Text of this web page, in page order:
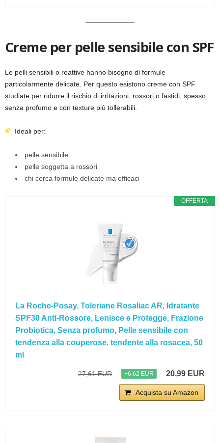
Creme per pelle sensibile con SPF
Le pelli sensibili o reattive hanno bisogno di formule
particolarmente delicate. Per questo esistono creme con SPF
studiate per ridurre il rischio di irritazioni, rossori o fastidi, spesso
senza profumo e con texture più tollerabili.
Ideali per:
pelle sensibile
pelle soggetta a rossori
chi cerca formule delicate ma efficaci
OFFERTA
La Roche-Posay, Toleriane Rosaliac AR, Idratante
SPF30 Anti-Rossore, Lenisce e Protegge, Frazione
Probiotica, Senza profumo, Pelle sensibile con
tendenza alla couperose, tendente alla rosacea, 50
ml
27,61 EUR −6,62 EUR 20,99 EUR
Acquista su Amazon